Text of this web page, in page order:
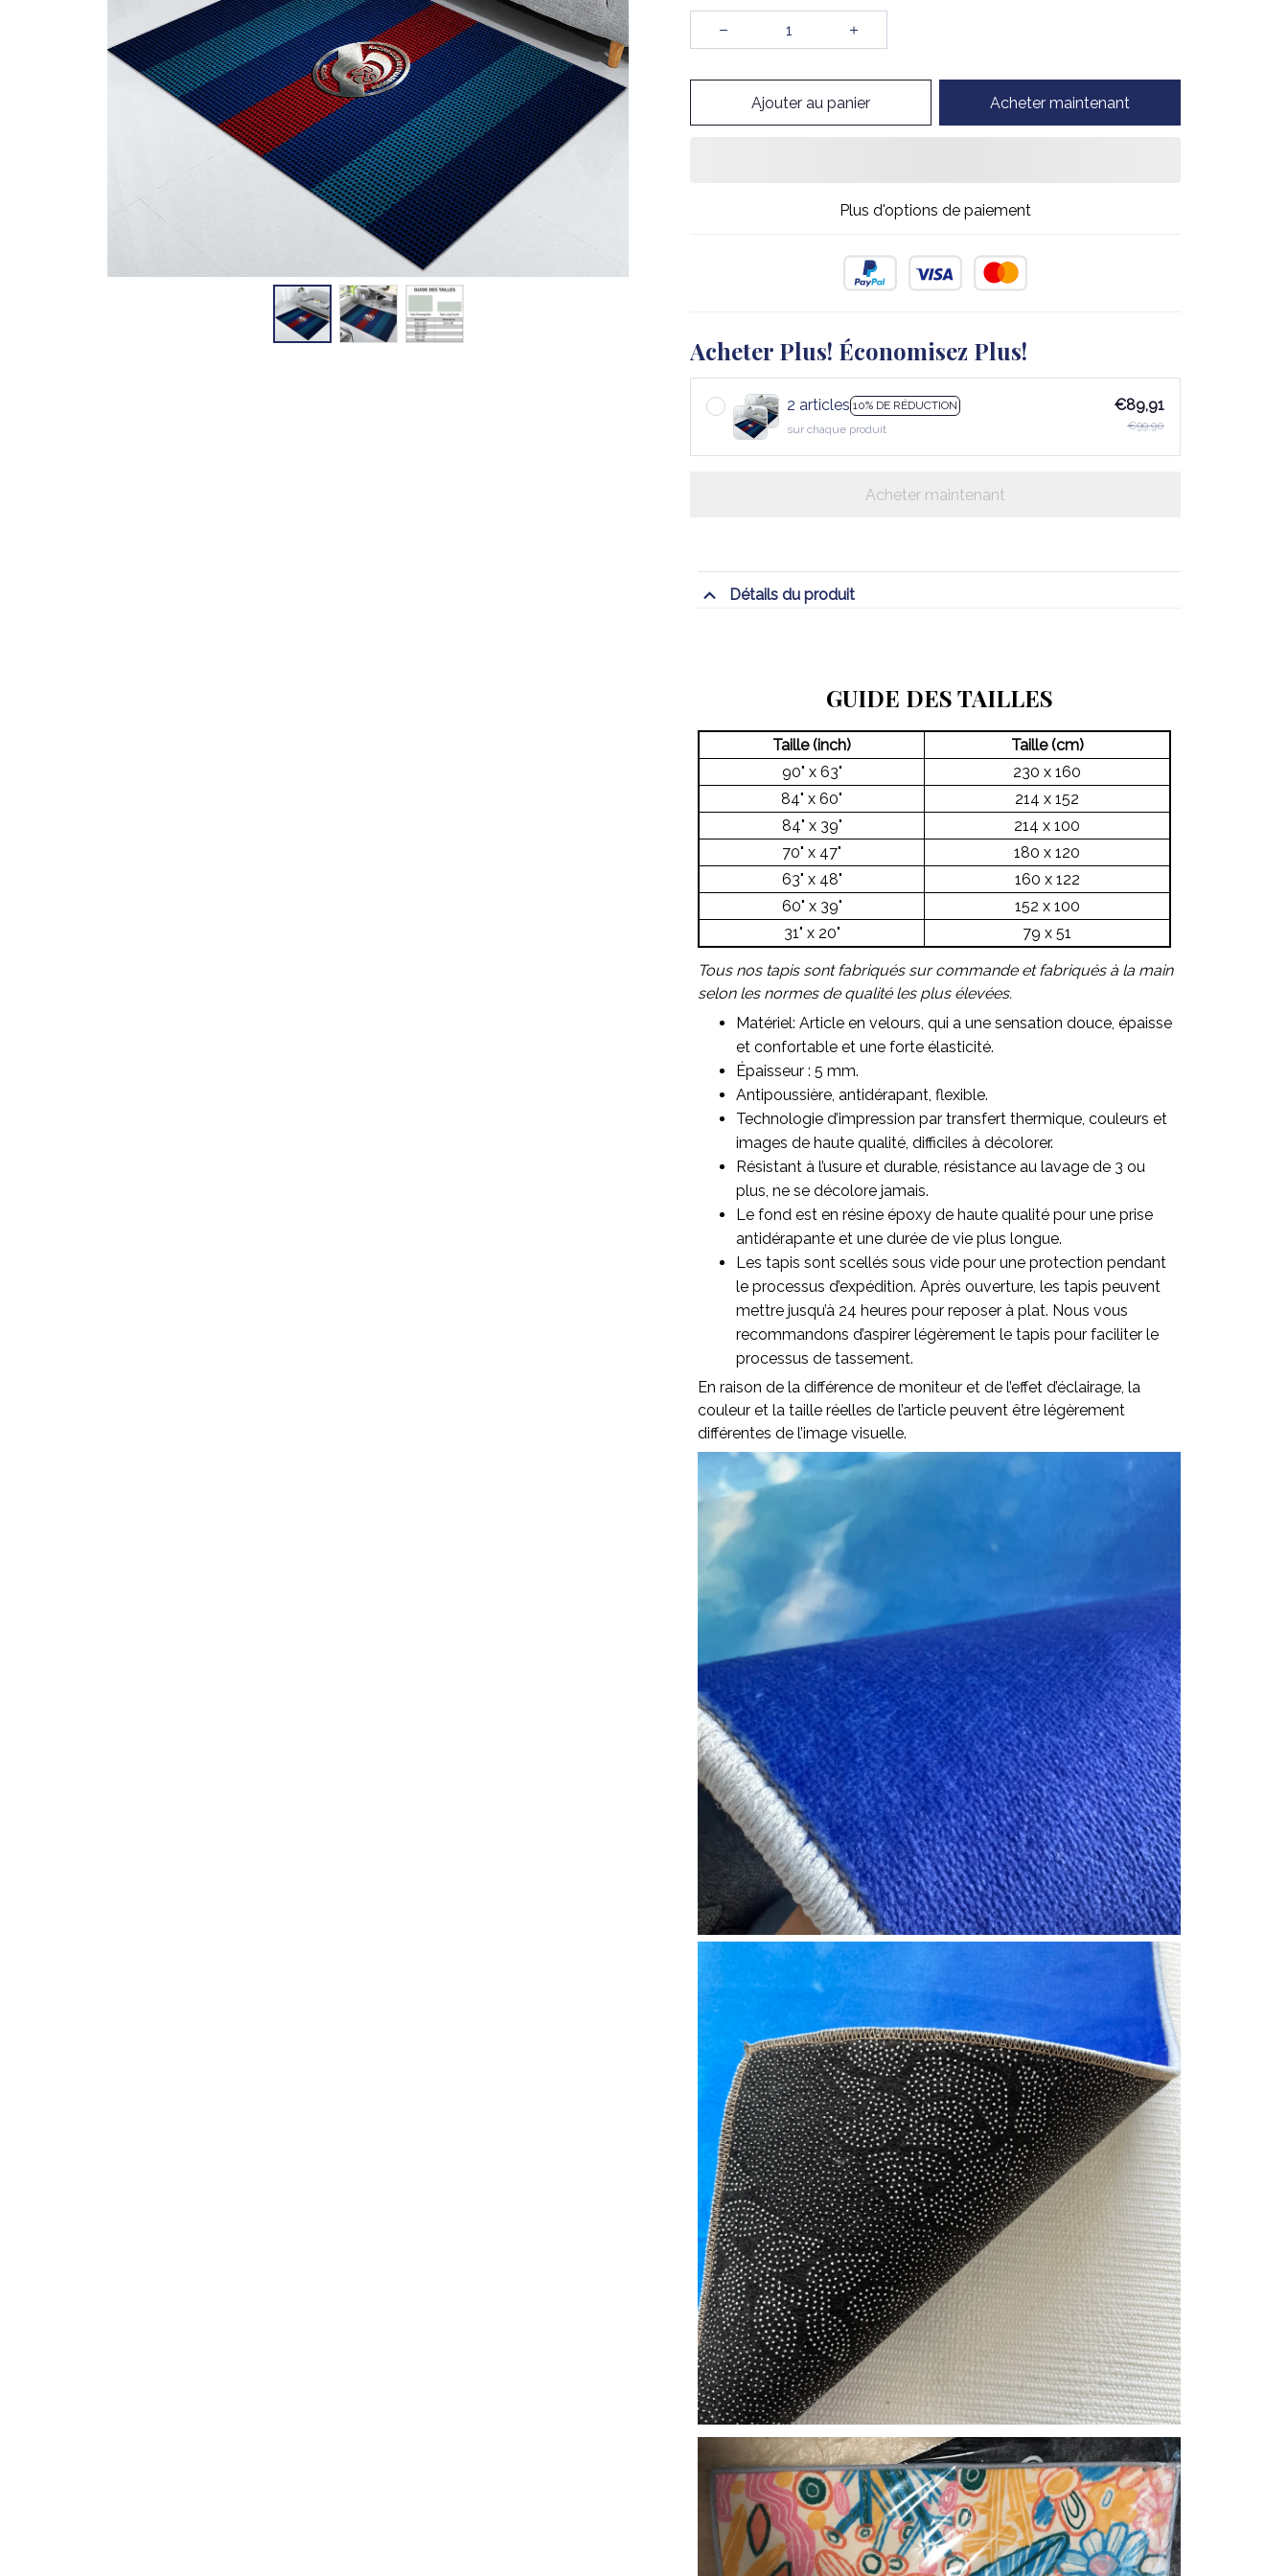
Ajouter au panier Acheter maintenant
Plus d'options de paiement
Acheter Plus! Économisez Plus!
2 articles 10% DE RÉDUCTION
sur chaque produit
€89,91
€99,90
Acheter maintenant
Détails du produit
GUIDE DES TAILLES
Taille (inch)
Taille (cm)
90" x 63"
230 x 160
84" x 60"
214 x 152
84" x 39"
214 x 100
70" x 47"
180 x 120
63" x 48"
160 x 122
60" x 39"
152 x 100
31" x 20"
79 x 51
Tous nos tapis sont fabriqués sur commande et fabriqués à la main
selon les normes de qualité les plus élevées.
Matériel: Article en velours, qui a une sensation douce, épaisse
et confortable et une forte élasticité.
Épaisseur : 5 mm.
Antipoussière, antidérapant, flexible.
Technologie d’impression par transfert thermique, couleurs et
images de haute qualité, difficiles à décolorer.
Résistant à l’usure et durable, résistance au lavage de 3 ou
plus, ne se décolore jamais.
Le fond est en résine époxy de haute qualité pour une prise
antidérapante et une durée de vie plus longue.
Les tapis sont scellés sous vide pour une protection pendant
le processus d’expédition. Après ouverture, les tapis peuvent
mettre jusqu’à 24 heures pour reposer à plat. Nous vous
recommandons d’aspirer légèrement le tapis pour faciliter le
processus de tassement.
En raison de la différence de moniteur et de l’effet d’éclairage, la
couleur et la taille réelles de l’article peuvent être légèrement
différentes de l’image visuelle.